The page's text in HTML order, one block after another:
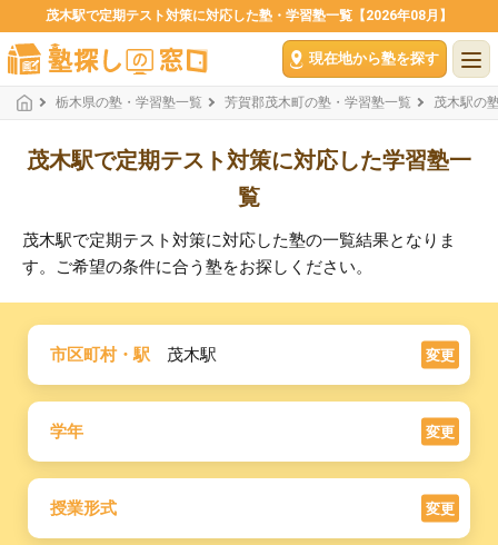
茂木駅で定期テスト対策に対応した塾・学習塾一覧【2026年08月】
現在地から塾を探す
栃木県の塾・学習塾一覧 芳賀郡茂木町の塾・学習塾一覧 茂木駅の
茂木駅で定期テスト対策に対応した学習塾一
覧
茂木駅で定期テスト対策に対応した塾の一覧結果となりま
す。ご希望の条件に合う塾をお探しください。
市区町村・駅 茂木駅 変更
学年 変更
授業形式 変更